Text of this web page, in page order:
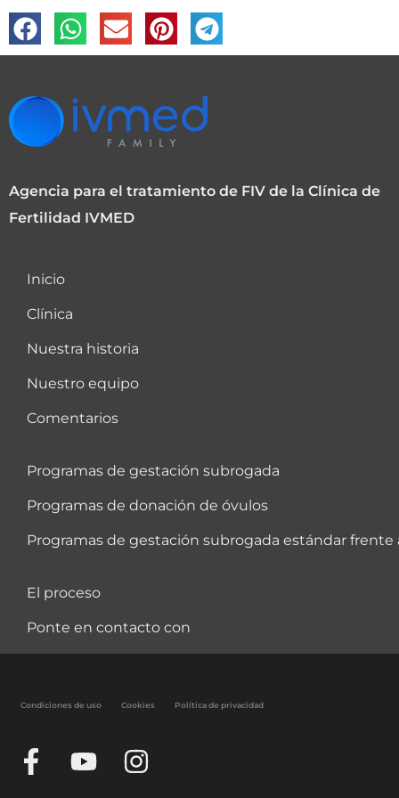
Agencia para el tratamiento de FIV de la Clínica de
Fertilidad IVMED
Inicio
Clínica
Nuestra historia
Nuestro equipo
Comentarios
Programas de gestación subrogada
Programas de donación de óvulos
Programas de gestación subrogada estándar frente
El proceso
Ponte en contacto con
Condiciones de uso Cookies Política de privacidad